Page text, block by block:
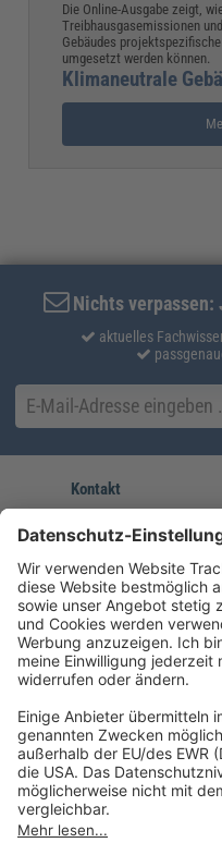
Die Online-Ausgabe zeigt,
Treibhausgasemissionen
Gebäudes
umgesetzt werden können.
Klimaneutrale
Nichts
aktuelles
Kontakt
service@forum-verlag.com
Mo-Do 07:30 - 17:00 Uhr
Fr 07:30 - 15:00 Uhr
Folgen Sie
Impressum